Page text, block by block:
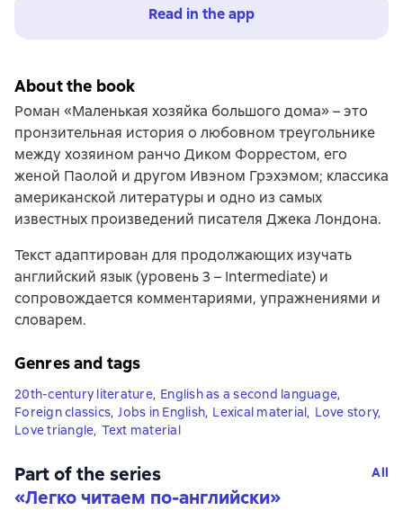
Read in the app
About the book
Роман «Маленькая хозяйка большого дома» – это
пронзительная история о любовном треугольнике
между хозяином ранчо Диком Форрестом, его
женой Паолой и другом Ивэном Грэхэмом; классика
американской литературы и одно из самых
известных произведений писателя Джека Лондона.
Текст адаптирован для продолжающих изучать
английский язык (уровень 3 – Intermediate) и
сопровождается комментариями, упражнениями и
словарем.
Genres and tags
20th-century literature, English as a second language,
Foreign classics, Jobs in English, Lexical material, Love story,
Love triangle, Text material
Part of the series
«Легко читаем по-английски»
All